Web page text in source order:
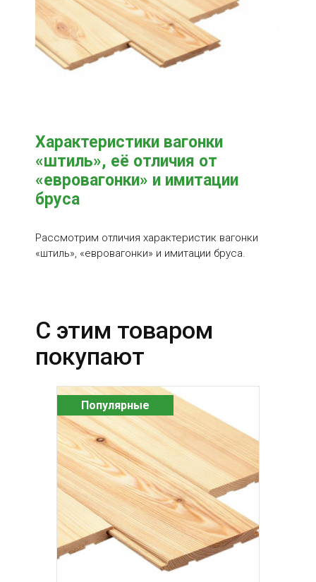
Характеристики вагонки
«штиль», её отличия от
«евровагонки» и имитации
бруса
Рассмотрим отличия характеристик вагонки
«штиль», «евровагонки» и имитации бруса.
С этим товаром
покупают
Популярные